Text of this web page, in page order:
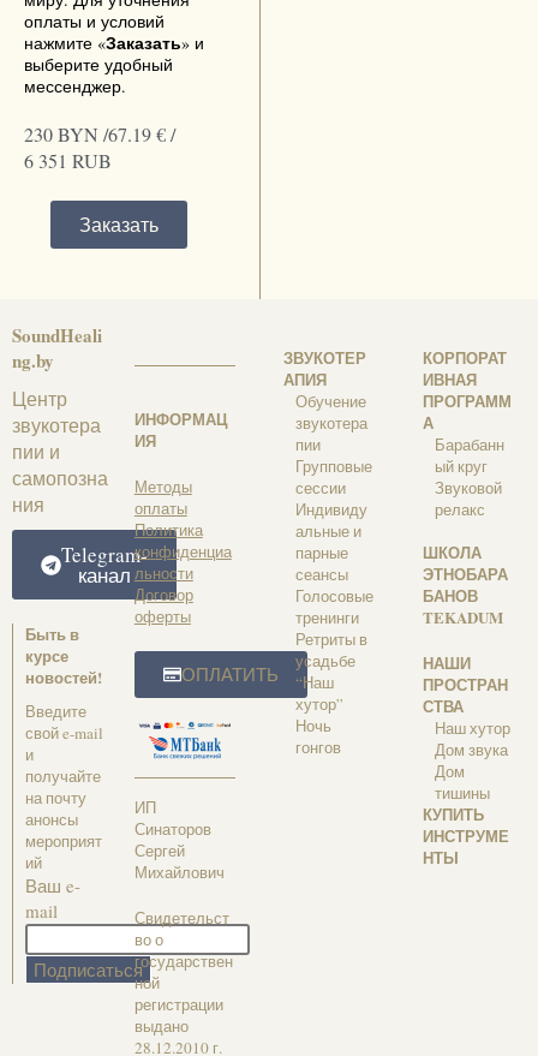
оплаты и условий
нажмите «Заказать» и
выберите удобный
мессенджер.
230 BYN /67.19 € /
6 351 RUB
Заказать
SoundHeali
ng.by
Центр
звукотера
пии и
самопозна
ния
Telegram-
канал
Быть в
курсе
новостей!
Введите
свой e-mail
и
получайте
на почту
анонсы
мероприят
ий
Ваш e-
mail
ИНФОРМАЦ
ИЯ
Методы
оплаты
Политика
конфиденциа
льности
Договор
оферты
ОПЛАТИТЬ
ИП
Синаторов
Сергей
Михайлович
Свидетельст
во о
государствен
ной
регистрации
выдано
28.12.2010 г.
ЗВУКОТЕР
АПИЯ
Обучение
звукотера
пии
Групповые
сессии
Индивиду
альные и
парные
сеансы
Голосовые
тренинги
Ретриты в
усадьбе
“Наш
хутор”
Ночь
гонгов
КОРПОРАТ
ИВНАЯ
ПРОГРАММ
А
Барабанн
ый круг
Звуковой
релакс
ШКОЛА
ЭТНОБАРА
БАНОВ
TEKADUM
НАШИ
ПРОСТРАН
СТВА
Наш хутор
Дом звука
Дом
тишины
КУПИТЬ
ИНСТРУМЕ
НТЫ